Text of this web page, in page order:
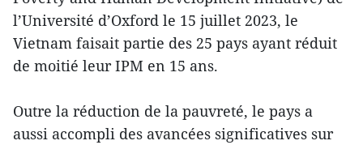
l’Université d’Oxford le 15 juillet 2023, le
Vietnam faisait partie des 25 pays ayant réduit
de moitié leur IPM en 15 ans.
Outre la réduction de la pauvreté, le pays a
aussi accompli des avancées significatives sur